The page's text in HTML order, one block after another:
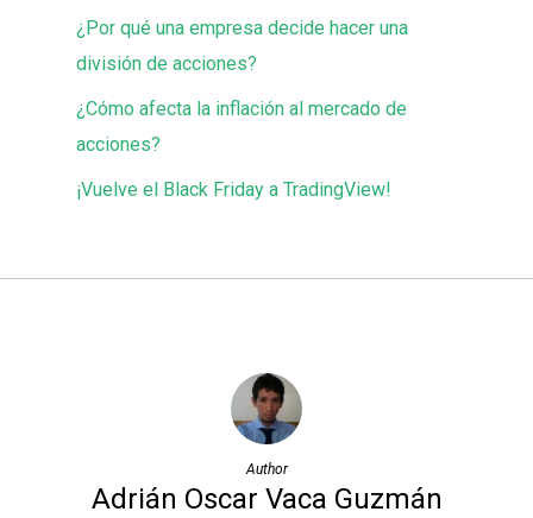
¿Por qué una empresa decide hacer una
división de acciones?
¿Cómo afecta la inflación al mercado de
acciones?
¡Vuelve el Black Friday a TradingView!
Author
Adrián Oscar Vaca Guzmán